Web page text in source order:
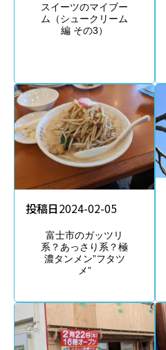
スイーツのマイブー
ム（シュークリーム
編 その3）
投稿日2024-02-05
富士市のガッツリ
系？あっさり系？極
濃タンメン”フタツ
メ”